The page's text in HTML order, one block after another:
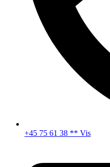
+45 75 61 38 ** Vis